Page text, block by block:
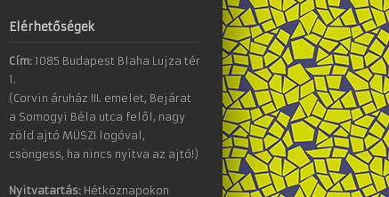
Elérhetőségek
Cím: 1085 Budapest Blaha Lujza tér
1.
(Corvin áruház III. emelet, Bejárat
a Somogyi Béla utca felől, nagy
zöld ajtó MÜSZI logóval,
csöngess, ha nincs nyitva az ajtó!)
Nyitvatartás: Hétköznapokon